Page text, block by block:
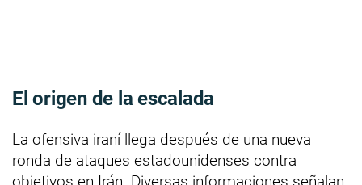
El origen de la escalada
La ofensiva iraní llega después de una nueva
ronda de ataques estadounidenses contra